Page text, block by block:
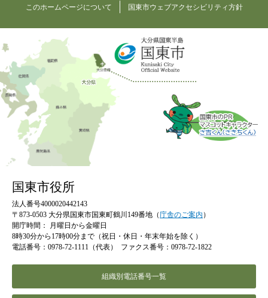
このホームページについて 国東市ウェブアクセシビリティ方針
国東市役所
法人番号4000020442143
〒873-0503 大分県国東市国東町鶴川149番地（庁舎のご案内 ）
開庁時間：
月曜日から金曜日
8時30分から17時00分まで（祝日・休日・年末年始を除く）
電話番号：0978-72-1111（代表）
ファクス番号：0978-72-1822
組織別電話番号一覧